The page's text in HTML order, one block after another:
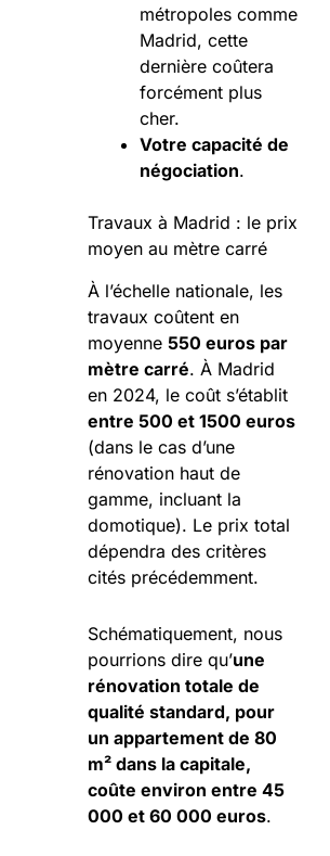
métropoles comme
Madrid, cette
dernière coûtera
forcément plus
cher.
Votre capacité de
négociation.
Travaux à Madrid : le prix
moyen au mètre carré
À l’échelle nationale, les
travaux coûtent en
moyenne 550 euros par
mètre carré. À Madrid
en 2024, le coût s’établit
entre 500 et 1500 euros
(dans le cas d’une
rénovation haut de
gamme, incluant la
domotique). Le prix total
dépendra des critères
cités précédemment.
Schématiquement, nous
pourrions dire qu’une
rénovation totale de
qualité standard, pour
un appartement de 80
m² dans la capitale,
coûte environ entre 45
000 et 60 000 euros.